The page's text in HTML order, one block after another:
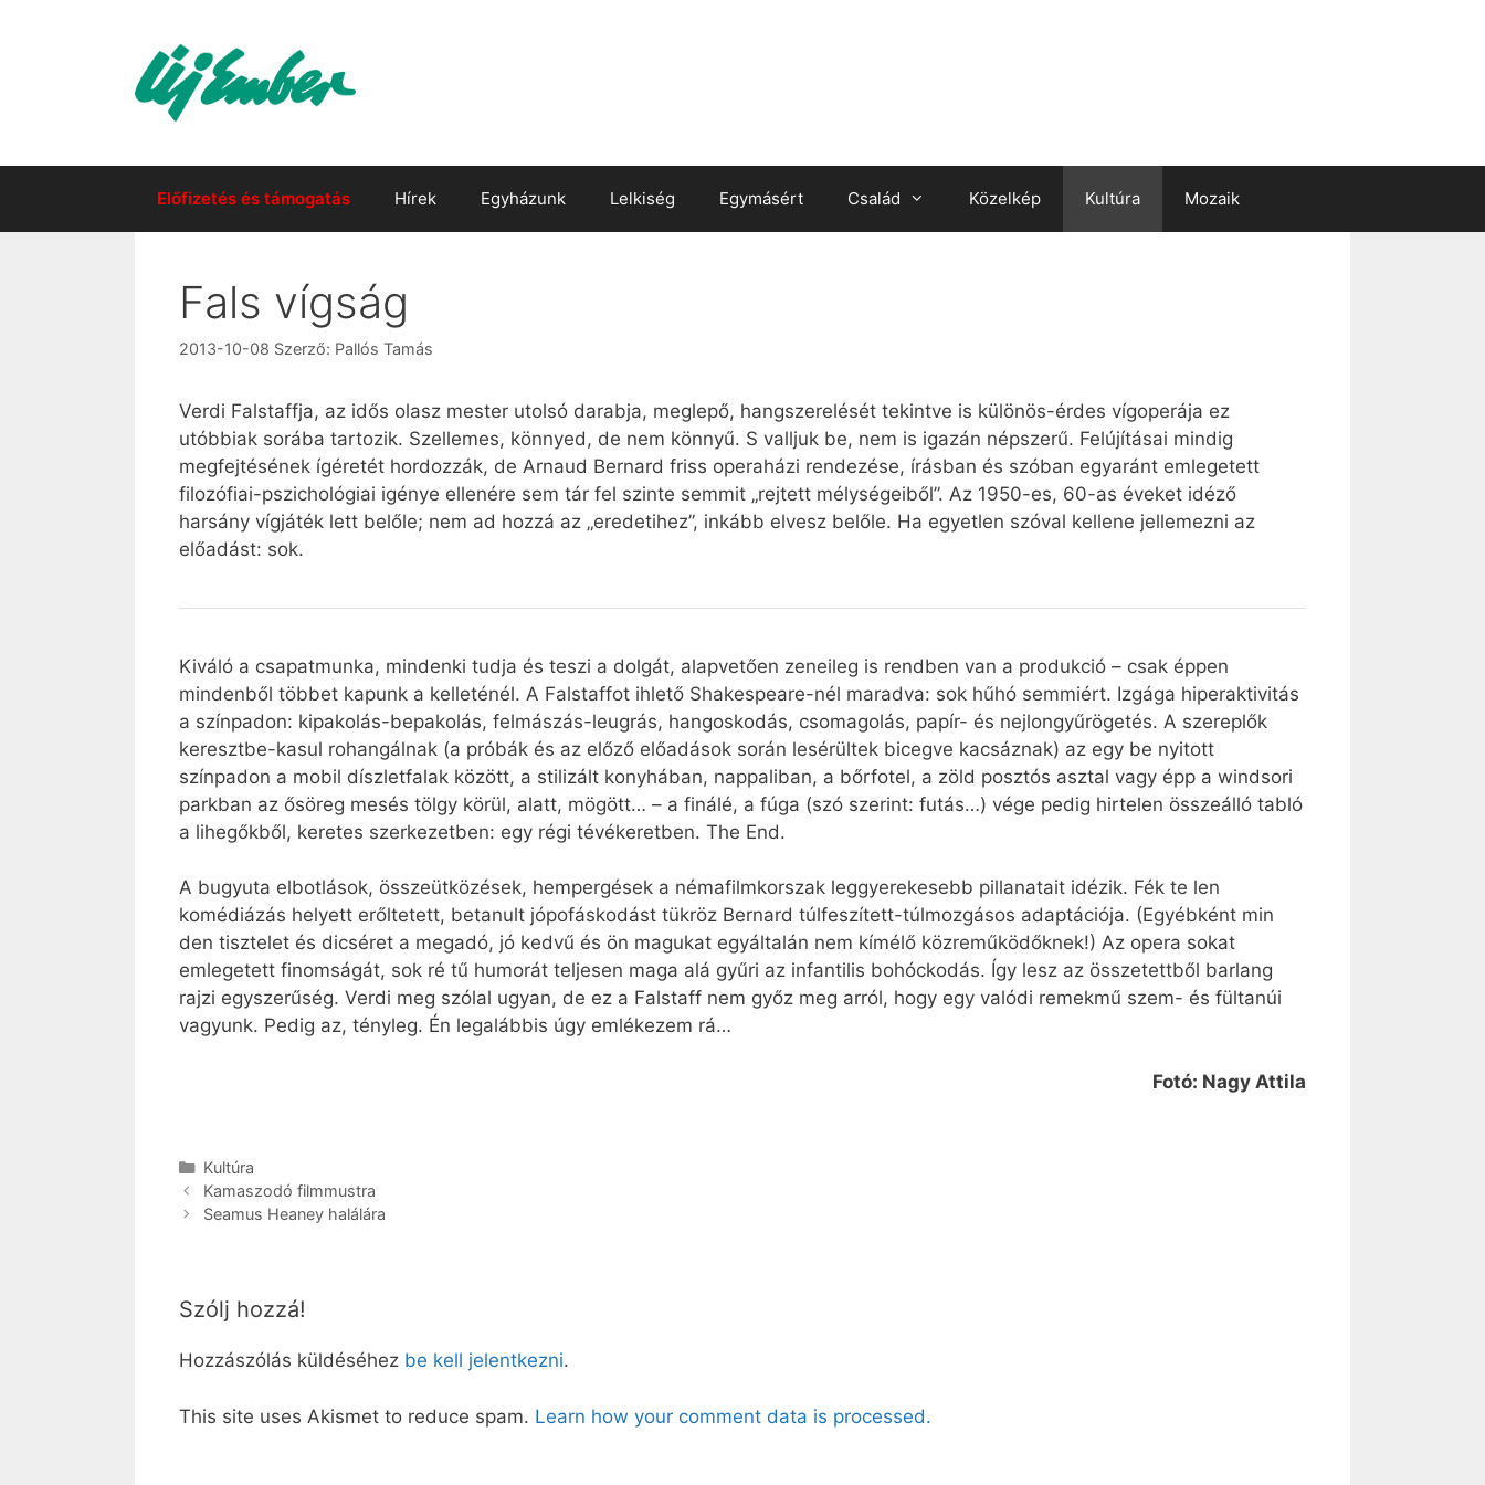
Előfizetés és támogatás Hírek Egyházunk Lelkiség Egymásért Család Közelkép Kultúra Mozaik
Fals vígság
2013-10-08 Szerző: Pallós Tamás
Verdi Falstaffja, az idős olasz mester utolsó darabja, meglepő, hangszerelését tekintve is különös-érdes vígoperája ez
utóbbiak sorába tartozik. Szellemes, könnyed, de nem könnyű. S valljuk be, nem is igazán népszerű. Felújításai mindig
megfejtésének ígéretét hordozzák, de Arnaud Bernard friss operaházi rendezése, írásban és szóban egyaránt emlegetett
filozófiai-pszichológiai igénye ellenére sem tár fel szinte semmit „rejtett mélységeiből”. Az 1950-es, 60-as éveket idéző
harsány vígjáték lett belőle; nem ad hozzá az „eredetihez”, inkább elvesz belőle. Ha egyetlen szóval kellene jellemezni az
előadást: sok.
Kiváló a csapatmunka, mindenki tudja és teszi a dolgát, alapvetően zeneileg is rendben van a produkció – csak éppen
mindenből többet kapunk a kelleténél. A Falstaffot ihlető Shakespeare-nél maradva: sok hűhó semmiért. Izgága hiperaktivitás
a színpadon: kipakolás-bepakolás, felmászás-leugrás, hangoskodás, csomagolás, papír- és nejlongyűrögetés. A szereplők
keresztbe-kasul rohangálnak (a próbák és az előző előadások során lesérültek bicegve kacsáznak) az egy be nyitott
színpadon a mobil díszletfalak között, a stilizált konyhában, nappaliban, a bőrfotel, a zöld posztós asztal vagy épp a windsori
parkban az ősöreg mesés tölgy körül, alatt, mögött… – a finálé, a fúga (szó szerint: futás…) vége pedig hirtelen összeálló tabló
a lihegőkből, keretes szerkezetben: egy régi tévékeretben. The End.
A bugyuta elbotlások, összeütközések, hempergések a némafilmkorszak leggyerekesebb pillanatait idézik. Fék te len
komédiázás helyett erőltetett, betanult jópofáskodást tükröz Bernard túlfeszített-túlmozgásos adaptációja. (Egyébként min
den tisztelet és dicséret a megadó, jó kedvű és ön magukat egyáltalán nem kímélő közreműködőknek!) Az opera sokat
emlegetett finomságát, sok ré tű humorát teljesen maga alá gyűri az infantilis bohóckodás. Így lesz az összetettből barlang
rajzi egyszerűség. Verdi meg szólal ugyan, de ez a Falstaff nem győz meg arról, hogy egy valódi remekmű szem- és fültanúi
vagyunk. Pedig az, tényleg. Én legalábbis úgy emlékezem rá…
Fotó: Nagy Attila
Kategória
Kultúra
Kamaszodó filmmustra
Seamus Heaney halálára
Szólj hozzá!
Hozzászólás küldéséhez be kell jelentkezni.
This site uses Akismet to reduce spam. Learn how your comment data is processed.